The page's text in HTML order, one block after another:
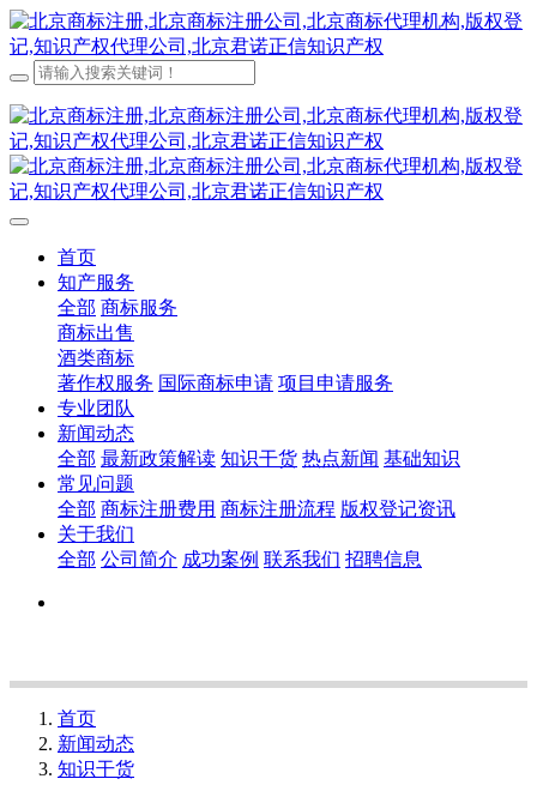
首页
知产服务
全部 商标服务
商标出售
酒类商标
著作权服务 国际商标申请 项目申请服务
专业团队
新闻动态
全部 最新政策解读 知识干货 热点新闻 基础知识
常见问题
全部 商标注册费用 商标注册流程 版权登记资讯
关于我们
全部 公司简介 成功案例 联系我们 招聘信息
首页
新闻动态
知识干货